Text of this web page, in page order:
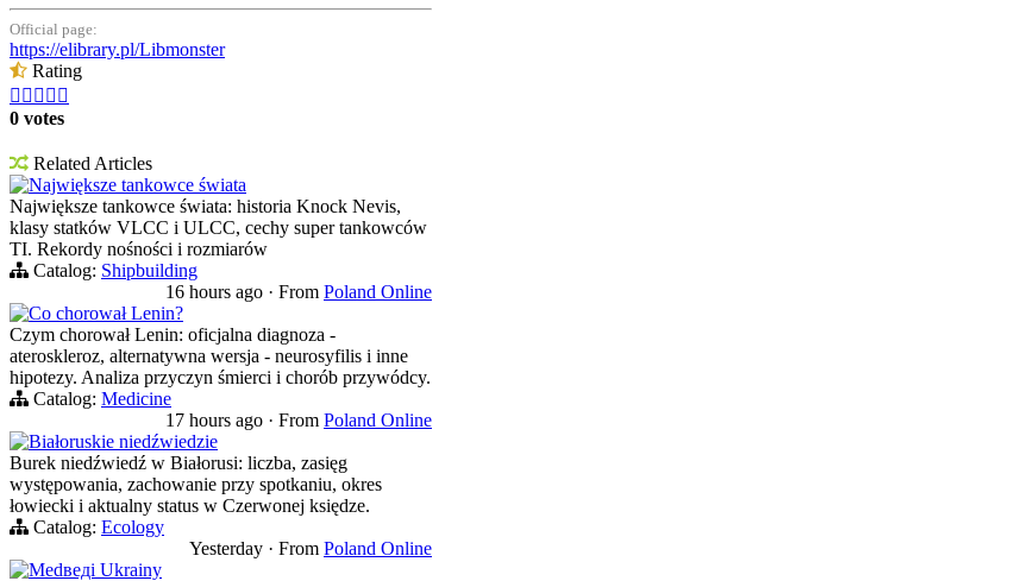
Official page:
https://elibrary.pl/Libmonster
Rating
    
0 votes
Related Articles
Największe tankowce świata
Największe tankowce świata: historia Knock Nevis,
klasy statków VLCC i ULCC, cechy super tankowców
TI. Rekordy nośności i rozmiarów
Catalog: Shipbuilding
16 hours ago · From Poland Online
Co chorował Lenin?
Czym chorował Lenin: oficjalna diagnoza -
ateroskleroz, alternatywna wersja - neurosyfilis i inne
hipotezy. Analiza przyczyn śmierci i chorób przywódcy.
Catalog: Medicine
17 hours ago · From Poland Online
Białoruskie niedźwiedzie
Burek niedźwiedź w Białorusi: liczba, zasięg
występowania, zachowanie przy spotkaniu, okres
łowiecki i aktualny status w Czerwonej księdze.
Catalog: Ecology
Yesterday · From Poland Online
Medведi Ukrainy